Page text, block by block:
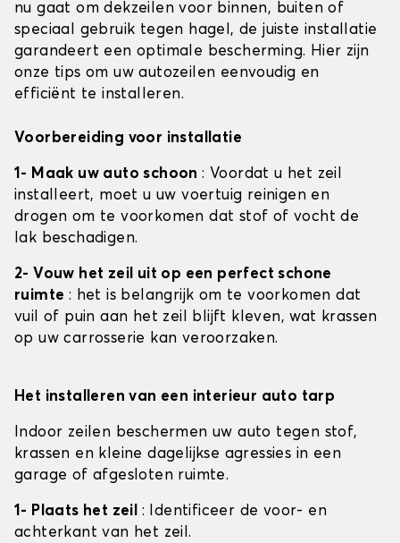
nu gaat om dekzeilen voor binnen, buiten of
speciaal gebruik tegen hagel, de juiste installatie
garandeert een optimale bescherming. Hier zijn
onze tips om uw autozeilen eenvoudig en
efficiënt te installeren.
Voorbereiding voor installatie
1- Maak uw auto schoon: Voordat u het zeil
installeert, moet u uw voertuig reinigen en
drogen om te voorkomen dat stof of vocht de
lak beschadigen.
2- Vouw het zeil uit op een perfect schone
ruimte : het is belangrijk om te voorkomen dat
vuil of puin aan het zeil blijft kleven, wat krassen
op uw carrosserie kan veroorzaken.
Het installeren van een interieur auto tarp
Indoor zeilen beschermen uw auto tegen stof,
krassen en kleine dagelijkse agressies in een
garage of afgesloten ruimte.
1- Plaats het zeil : Identificeer de voor- en
achterkant van het zeil.